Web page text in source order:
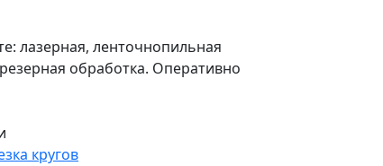
лазерная, ленточнопильная
обработка. Оперативно
кругов